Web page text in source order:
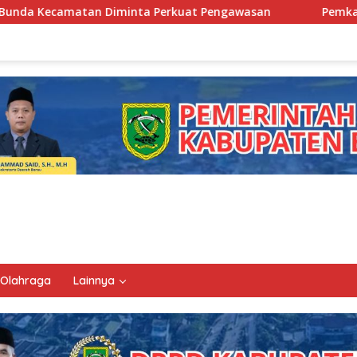
Pengawasan Pemkab Berau Siapkan
Olahraga Lainnya